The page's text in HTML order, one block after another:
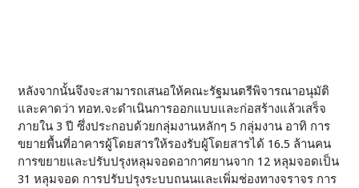
หลังจากนั้นจึงจะสามารถเสนอให้คณะรัฐมนตรีพิจารณาอนุมัติ
และคาดว่า ทอท.จะดำเนินการออกแบบและก่อสร้างแล้วเสร็จ
ภายใน 3 ปี ซึ่งประกอบด้วยกลุ่มงานหลักๆ 5 กลุ่มงาน อาทิ การ
ขยายพื้นที่อาคารผู้โดยสารให้รองรับผู้โดยสารได้ 16.5 ล้านคน
การขยายและปรับปรุงหลุมจอดอากาศยานจาก 12 หลุมจอดเป็น
31 หลุมจอด การปรับปรุงระบบถนนและเพิ่มช่องทางจราจร การ